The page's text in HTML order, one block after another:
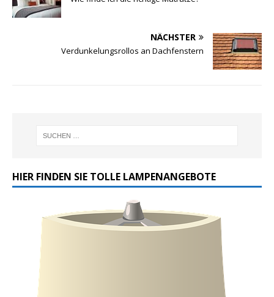
NÄCHSTER
Verdunkelungsrollos an Dachfenstern
HIER FINDEN SIE TOLLE LAMPENANGEBOTE